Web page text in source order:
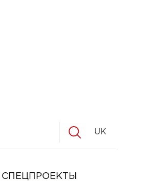
UK
СПЕЦПРОЕКТЫ